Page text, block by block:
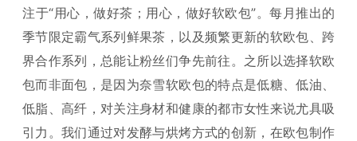
注于“用心，做好茶；用心，做好软欧包”。每月推出的
季节限定霸气系列鲜果茶，以及频繁更新的软欧包、跨
界合作系列，总能让粉丝们争先前往。之所以选择软欧
包而非面包，是因为奈雪软欧包的特点是低糖、低油、
低脂、高纤，对关注身材和健康的都市女性来说尤具吸
引力。我们通过对发酵与烘烤方式的创新，在欧包制作